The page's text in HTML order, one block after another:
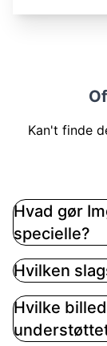
Kan't finde
Hvad gør
specielle?
Imgkits
den
sin evne til
og levere
hvilket
Hvilken
Hvilke